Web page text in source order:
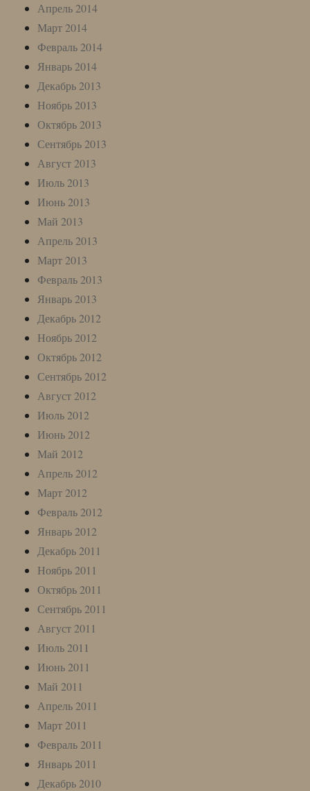
Апрель 2014
Март 2014
Февраль 2014
Январь 2014
Декабрь 2013
Ноябрь 2013
Октябрь 2013
Сентябрь 2013
Август 2013
Июль 2013
Июнь 2013
Май 2013
Апрель 2013
Март 2013
Февраль 2013
Январь 2013
Декабрь 2012
Ноябрь 2012
Октябрь 2012
Сентябрь 2012
Август 2012
Июль 2012
Июнь 2012
Май 2012
Апрель 2012
Март 2012
Февраль 2012
Январь 2012
Декабрь 2011
Ноябрь 2011
Октябрь 2011
Сентябрь 2011
Август 2011
Июль 2011
Июнь 2011
Май 2011
Апрель 2011
Март 2011
Февраль 2011
Январь 2011
Декабрь 2010